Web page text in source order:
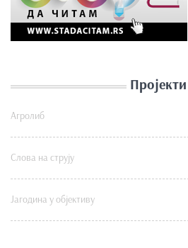
Пројекти
Агролиб
Слова на струју
Јагодина у објективу